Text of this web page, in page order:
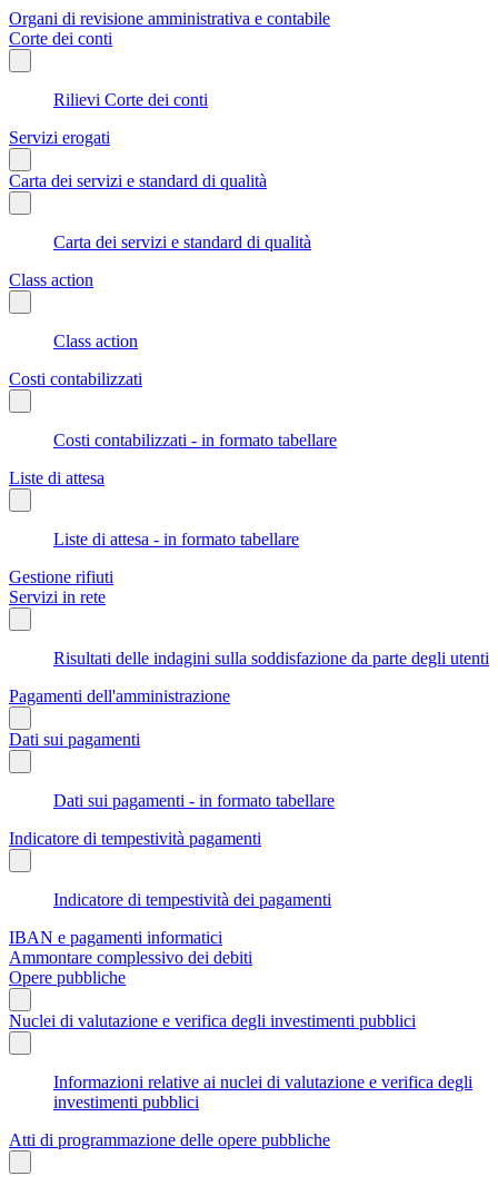
Organi di revisione amministrativa e contabile
Corte dei conti
Rilievi Corte dei conti
Servizi erogati
Carta dei servizi e standard di qualità
Carta dei servizi e standard di qualità
Class action
Class action
Costi contabilizzati
Costi contabilizzati - in formato tabellare
Liste di attesa
Liste di attesa - in formato tabellare
Gestione rifiuti
Servizi in rete
Risultati delle indagini sulla soddisfazione da parte degli utenti
Pagamenti dell'amministrazione
Dati sui pagamenti
Dati sui pagamenti - in formato tabellare
Indicatore di tempestività pagamenti
Indicatore di tempestività dei pagamenti
IBAN e pagamenti informatici
Ammontare complessivo dei debiti
Opere pubbliche
Nuclei di valutazione e verifica degli investimenti pubblici
Informazioni relative ai nuclei di valutazione e verifica degli
investimenti pubblici
Atti di programmazione delle opere pubbliche